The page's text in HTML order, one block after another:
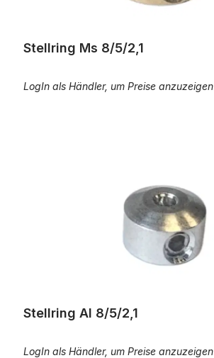
Stellring Ms 8/5/2,1
LogIn als Händler, um Preise anzuzeigen
Stellring Al 8/5/2,1
LogIn als Händler, um Preise anzuzeigen